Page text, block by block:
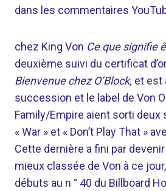
dans les commentaires
chez King Von Ce que signifie
deuxième suivi du certificat
Bienvenue chez O’Block, et est
succession et le label de Von
Family/Empire aient sorti deux
« War » et « Don’t Play That »
Cette dernière a fini par
mieux classée de Von à ce
débuts au n ° 40 du Billboard